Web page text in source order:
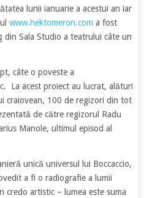
lunii ianuarie a acestui an iar
www.hektomeron.com a fost
Sala Studio a teatrului câte un
câte o poveste a
La acest proiect au lucrat, alături
craiovean, 100 de regizori din tot
de către regizorul Radu
Manole, ultimul episod al
unică universul lui Boccaccio,
a fi o radiografie a lumii
credo artistic – lumea este suma